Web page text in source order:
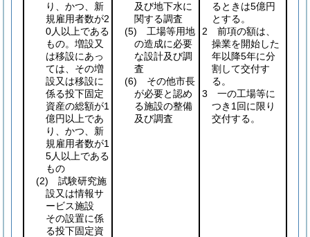
り、かつ、新
規雇用者数が2
0人以上である
もの。増設又
は移設にあっ
ては、その増
設又は移設に
係る投下固定
資産の総額が1
億円以上であ
り、かつ、新
規雇用者数が1
5人以上である
もの
(2) 試験研究施
設又は情報サ
ービス施設
その設置に係
る投下固定資
及び地下水に
関する調査
(5) 工場等用地
の造成に必要
な設計及び調
査
(6) その他市長
が必要と認め
る施設の整備
及び調査
るときは5億円
とする。
2 前項の額は、
操業を開始した
年以降5年に分
割して交付す
る。
3 一の工場等に
つき1回に限り
交付する。